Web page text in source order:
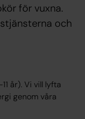
för vuxna.
och
år). Vi vill lyfta
genom våra